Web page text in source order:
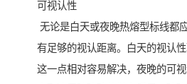
可视认性
无论是白天或夜晚热熔型标线都
有足够的视认距离。白天的视认性
这一点相对容易解决，夜晚的可